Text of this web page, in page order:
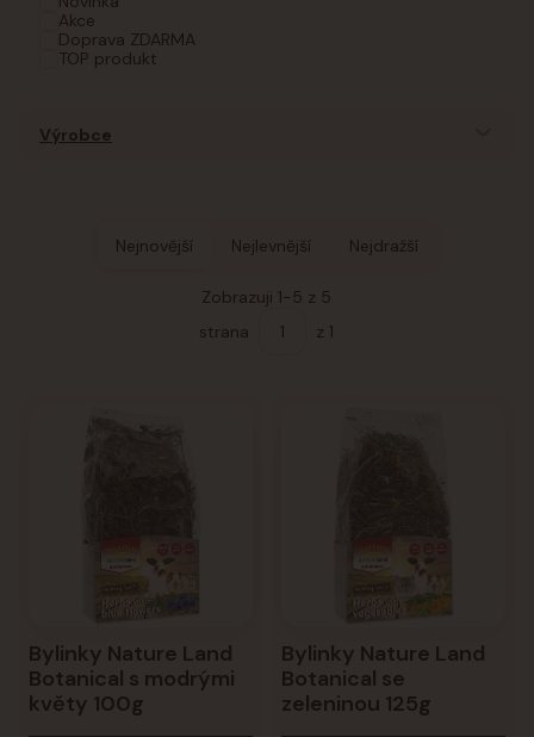
Akce
Doprava ZDARMA
TOP produkt
Výrobce
Nejnovější Nejlevnější Nejdražší
Zobrazuji 1-5 z 5
strana
z 1
Bylinky Nature Land
Botanical s modrými
květy 100g
Bylinky Nature Land
Botanical se
zeleninou 125g